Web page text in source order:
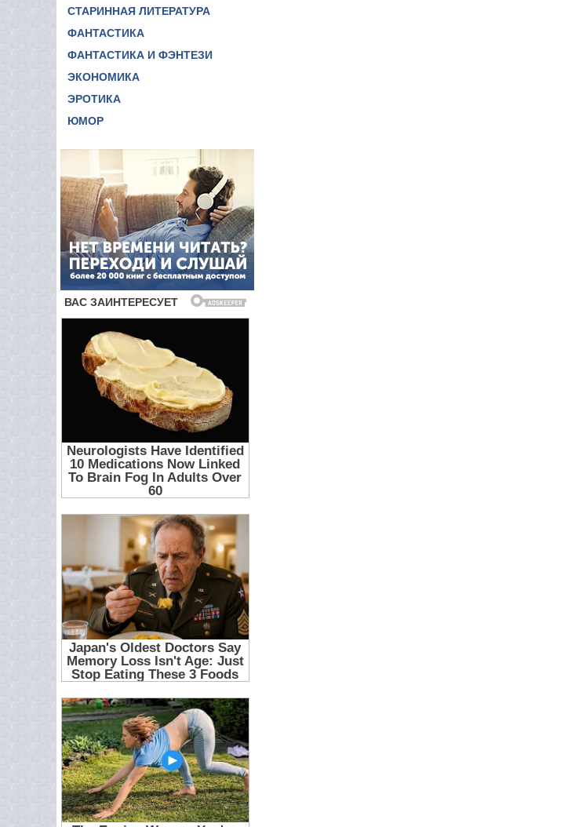
СТАРИННАЯ ЛИТЕРАТУРА
ФАНТАСТИКА
ФАНТАСТИКА И ФЭНТЕЗИ
ЭКОНОМИКА
ЭРОТИКА
ЮМОР